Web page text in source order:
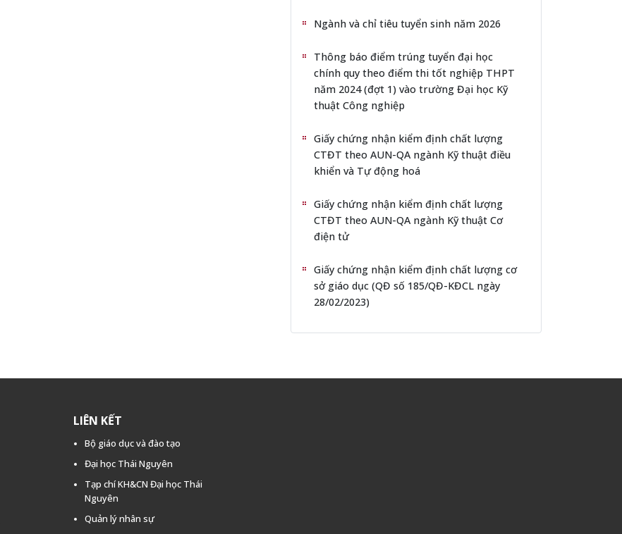
Ngành và chỉ tiêu tuyển sinh năm 2026
Thông báo điểm trúng tuyển đại học
chính quy theo điểm thi tốt nghiệp THPT
năm 2024 (đợt 1) vào trường Đại học Kỹ
thuật Công nghiệp
Giấy chứng nhận kiểm định chất lượng
CTĐT theo AUN-QA ngành Kỹ thuật điều
khiển và Tự động hoá
Giấy chứng nhận kiểm định chất lượng
CTĐT theo AUN-QA ngành Kỹ thuật Cơ
điện tử
Giấy chứng nhận kiểm định chất lượng cơ
sở giáo dục (QĐ số 185/QĐ-KĐCL ngày
28/02/2023)
LIÊN KẾT
Bộ giáo dục và đào tạo
Đại học Thái Nguyên
Tạp chí KH&CN Đại học Thái
Nguyên
Quản lý nhân sự